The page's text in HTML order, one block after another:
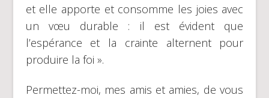
et elle apporte et consomme les joies avec
un vœu durable : il est évident que
l’espérance et la crainte alternent pour
produire la foi ».
Permettez-moi, mes amis et amies, de vous